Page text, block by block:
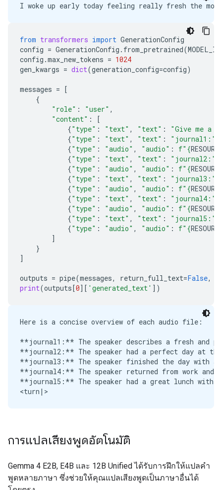
from transformers import GenerationConfig
config = GenerationConfig . from_pretrained(MODEL_ID
config .max_new_tokens = 1024
gen_kwargs = dict(generation_config=config)
messages = [
{
"role" : "user" ,
"content" :
[
{"type" : "text" , "text" :
"Give me a
{"type" : "text" , "text" : "journal1:"
{"type" : "audio" , "audio" : f" {
{"type" : "text" , "text" : "journal2:"
{"type" : "audio" , "audio" : f" {
{"type" : "text" , "text" : "journal3:"
{"type" : "audio" , "audio" : f" {
{"type" : "text" , "text" : "journal4:"
{"type" : "audio" , "audio" : f" {
{"type" : "text" , "text" : "journal5:"
{"type" : "audio" , "audio" : f" {
]
}
]
outputs = pipe(messages, return_full_text=False,
print(outputs[0][ 'generated_text' ])
Here is a concise overview of each audio file:
**journal1:** The speaker describes a fresh and
**journal2:** The speaker had a perfect day at
**journal3:** The speaker finished the day with a
**journal4:** The speaker returned from work
**journal5:** The speaker had a great lunch with
การแปลเสียงพูดอัตโนมัติ
Gemma 4 E2B, E4B และ 12B Unified ได้รับการฝึกให้แปลคำ
พูดหลายภาษา ซึ่งช่วยให้คุณแปลเสียงพูดเป็นภาษาอื่นได้